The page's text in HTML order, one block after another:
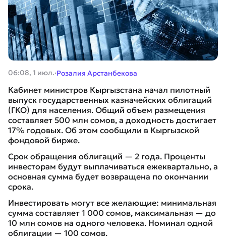
06:08, 1 июл.·Розалия Арстанбекова
Кабинет министров Кыргызстана начал пилотный
выпуск государственных казначейских облигаций
(ГКО) для населения. Общий объем размещения
составляет 500 млн сомов, а доходность достигает
17% годовых. Об этом сообщили в Кыргызской
фондовой бирже.
Срок обращения облигаций — 2 года. Проценты
инвесторам будут выплачиваться ежеквартально, а
основная сумма будет возвращена по окончании
срока.
Инвестировать могут все желающие: минимальная
сумма составляет 1 000 сомов, максимальная — до
10 млн сомов на одного человека. Номинал одной
облигации — 100 сомов.